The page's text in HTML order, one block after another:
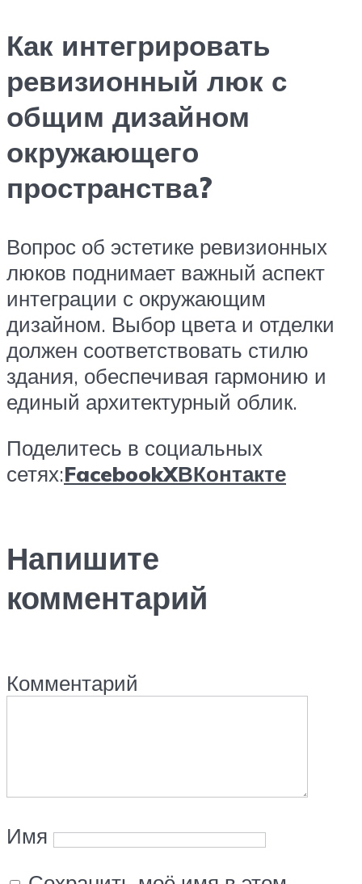
Как интегрировать
ревизионный люк с
общим дизайном
окружающего
пространства?
Вопрос об эстетике ревизионных
люков поднимает важный аспект
интеграции с окружающим
дизайном. Выбор цвета и отделки
должен соответствовать стилю
здания, обеспечивая гармонию и
единый архитектурный облик.
Поделитесь в социальных
сетях:FacebookXВКонтакте
Напишите
комментарий
Комментарий
Имя